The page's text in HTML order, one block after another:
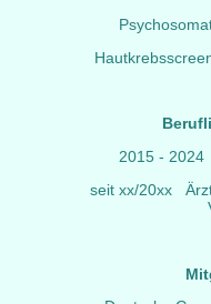
2015 - 2024
seit xx/20xx